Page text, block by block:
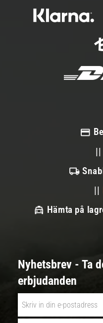
||
||
Hämta på
Nyhetsbrev - Ta
erbjudanden